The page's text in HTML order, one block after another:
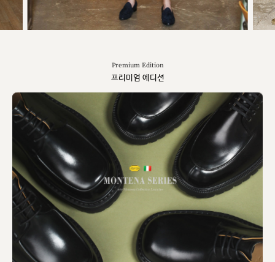
Premium Edition
프리미엄 에디션